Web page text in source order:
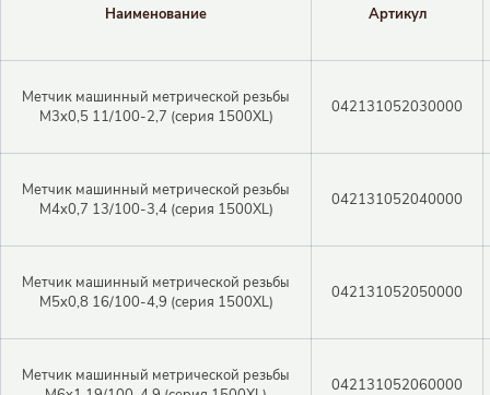
Наименование Артикул
Метчик машинный метрической резьбы
M3x0,5 11/100-2,7 (серия 1500XL)
042131052030000
Метчик машинный метрической резьбы
M4x0,7 13/100-3,4 (серия 1500XL)
042131052040000
Метчик машинный метрической резьбы
M5x0,8 16/100-4,9 (серия 1500XL)
042131052050000
Метчик машинный метрической резьбы
042131052060000
Закрыть
Авторизация
Логин